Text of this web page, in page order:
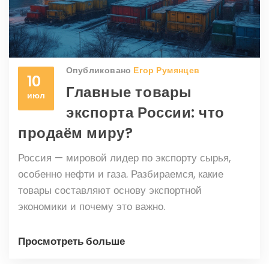
10
июл
Опубликовано Егор Румянцев
Главные товары
экспорта России: что
продаём миру?
Россия — мировой лидер по экспорту сырья,
особенно нефти и газа. Разбираемся, какие
товары составляют основу экспортной
экономики и почему это важно.
Просмотреть больше